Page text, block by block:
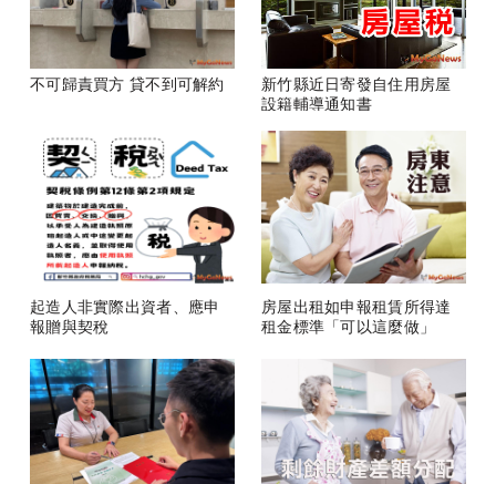
不可歸責買方 貸不到可解約
新竹縣近日寄發自住用房屋
設籍輔導通知書
起造人非實際出資者、應申
報贈與契稅
房屋出租如申報租賃所得達
租金標準「可以這麼做」